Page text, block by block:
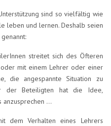
sind so vielfältig wie
leben und lernen. Deshalb seien
streitet sich des Öfteren
mit einem Lehrer oder einer
die angespannte Situation zu
der Beteiligten hat die Idee,
anzusprechen ...
dem Verhalten eines Lehrers